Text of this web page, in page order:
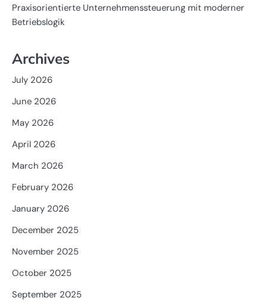
Praxisorientierte Unternehmenssteuerung mit moderner
Betriebslogik
Archives
July 2026
June 2026
May 2026
April 2026
March 2026
February 2026
January 2026
December 2025
November 2025
October 2025
September 2025